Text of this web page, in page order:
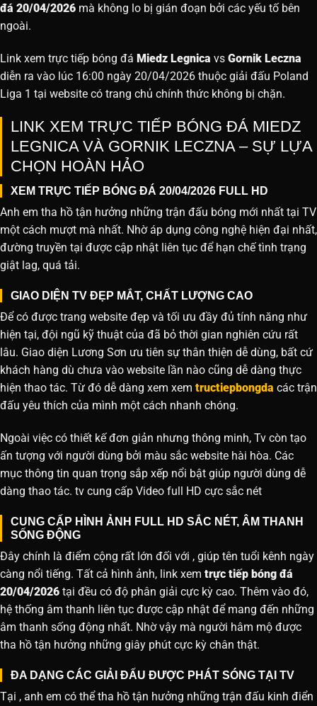
đá 20/04/2026 mà không lo bị gián đoạn bởi các yếu tố bên
ngoài.
Link xem trực tiếp bóng đá Miedz Legnica vs Gornik Leczna
diễn ra vào lúc 16:00 ngày 20/04/2026 thuộc giải đấu Poland
Liga 1 tại website có trang chủ chính thức không bị chặn.
LINK XEM TRỰC TIẾP BÓNG ĐÁ MIEDZ
LEGNICA VÀ GORNIK LECZNA – SỰ LỰA
CHỌN HOÀN HẢO
XEM TRỰC TIẾP BÓNG ĐÁ 20/04/2026 FULL HD
Anh em tha hồ tận hưởng những trận đấu bóng mới nhất tại TV
một cách mượt mà nhất. Nhờ áp dụng công nghệ hiện đại nhất,
đường truyền tại được cập nhật liên tục để hạn chế tình trạng
giật lag, quá tải.
GIAO DIỆN TV ĐẸP MẮT, CHẤT LƯỢNG CAO
Để có được trang website đẹp và tối ưu đầy đủ tính năng như
hiện tại, đội ngũ kỹ thuật của đã bỏ thời gian nghiên cứu rất
lâu. Giao diện Lương Sơn ưu tiên sự thân thiện dễ dùng, bất cứ
khách hàng dù chưa vào website lần nào cũng dễ dàng thực
hiện thao tác. Từ đó dễ dàng xem xem tructiepbongda các trận
đấu yêu thích của mình một cách nhanh chóng.
Ngoài việc có thiết kế đơn giản nhưng thông minh, Tv còn tạo
ấn tượng với người dùng bởi màu sắc website hài hòa. Các
mục thông tin quan trọng sắp xếp nổi bật giúp người dùng dễ
dàng thao tác. tv cung cấp Video full HD cực sắc nét
CUNG CẤP HÌNH ẢNH FULL HD SẮC NÉT, ÂM THANH
SỐNG ĐỘNG
Đây chính là điểm cộng rất lớn đối với , giúp tên tuổi kênh ngày
càng nổi tiếng. Tất cả hình ảnh, link xem trực tiếp bóng đá
20/04/2026 tại đều có độ phân giải cực kỳ cao. Thêm vào đó,
hệ thống âm thanh liên tục được cập nhật để mang đến những
âm thanh sống động nhất. Nhờ vậy mà người hâm mộ được
tha hồ tận hưởng những giây phút cực kỳ chân thật.
ĐA DẠNG CÁC GIẢI ĐẤU ĐƯỢC PHÁT SÓNG TẠI TV
Tại , anh em có thể tha hồ tận hưởng những trận đấu kinh điển